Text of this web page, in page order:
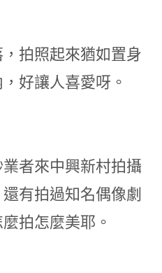
拍照起來猶如置身
好讓人喜愛呀。
者來中興新村拍攝
有拍過知名偶像劇
拍怎麼美耶。